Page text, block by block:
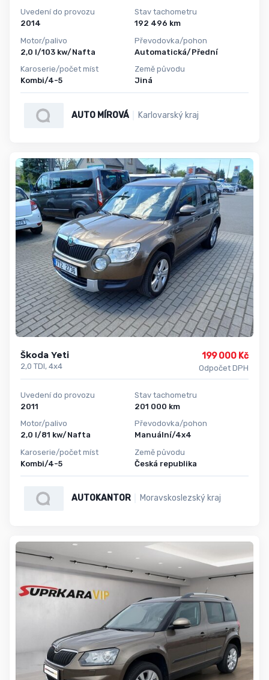
Uvedení do provozu
2014
Motor/palivo
2,0 l/103 kw/Nafta
Karoserie/počet míst
Kombi/4-5
Stav tachometru
192 496 km
Převodovka/pohon
Automatická/Přední
Země původu
Jiná
AUTO MÍROVÁ Karlovarský kraj
Škoda Yeti
2,0 TDI, 4x4
199 000 Kč
Odpočet DPH
Uvedení do provozu
2011
Motor/palivo
2,0 l/81 kw/Nafta
Karoserie/počet míst
Kombi/4-5
Stav tachometru
201 000 km
Převodovka/pohon
Manuální/4x4
Země původu
Česká republika
AUTOKANTOR Moravskoslezský kraj